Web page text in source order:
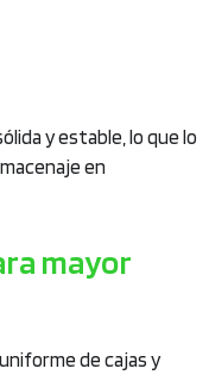
y estable, lo que lo
en
mayor
de cajas y